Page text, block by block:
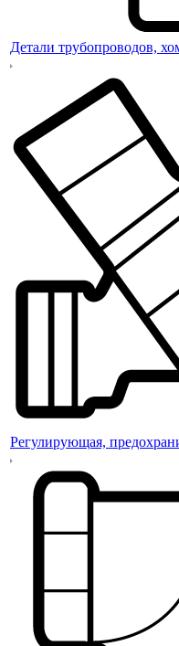
Детали трубопроводов,
Регулирующая,